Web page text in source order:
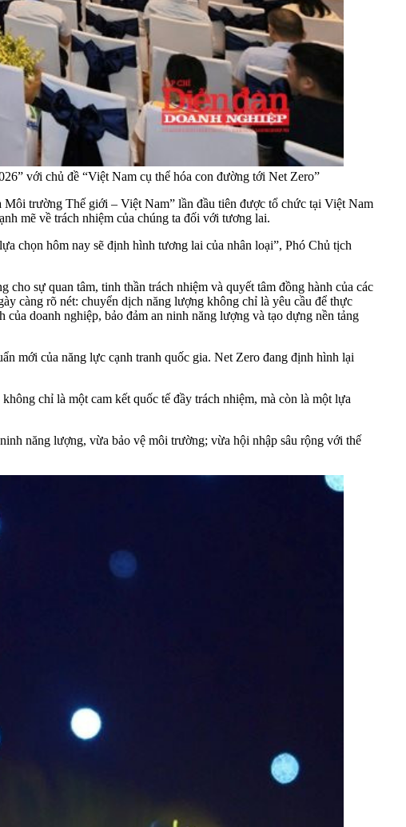
với chủ đề “Việt Nam cụ thể hóa con đường tới Net Zero”
trường Thế giới – Việt Nam” lần đầu tiên được tổ chức tại Việt Nam
mẽ về trách nhiệm của chúng ta đối với tương lai.
chọn hôm nay sẽ định hình tương lai của nhân loại”, Phó Chủ tịch
sự quan tâm, tinh thần trách nhiệm và quyết tâm đồng hành của các
càng rõ nét: chuyển dịch năng lượng không chỉ là yêu cầu để thực
doanh nghiệp, bảo đảm an ninh năng lượng và tạo dựng nền tảng
mới của năng lực cạnh tranh quốc gia. Net Zero đang định hình lại
chỉ là một cam kết quốc tế đầy trách nhiệm, mà còn là một lựa
năng lượng, vừa bảo vệ môi trường; vừa hội nhập sâu rộng với thế